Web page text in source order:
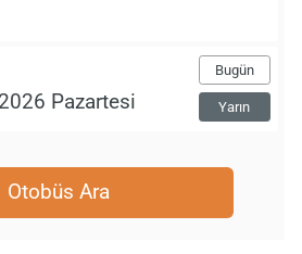
Bugün
Yarın
Otobüs Ara